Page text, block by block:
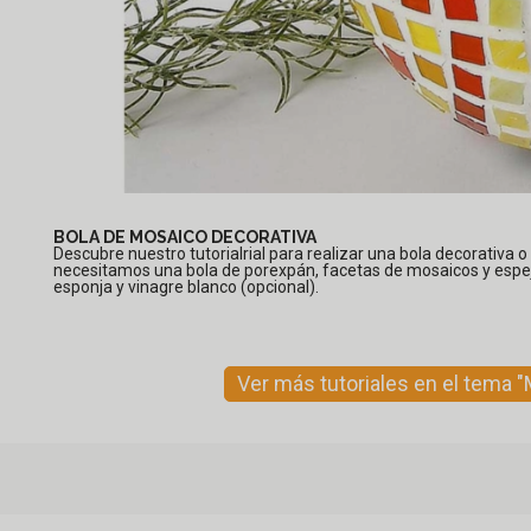
BOLA DE MOSAICO DECORATIVA
Descubre nuestro tutorialrial para realizar una bola decorativa
necesitamos una bola de porexpán, facetas de mosaicos y
esponja y vinagre blanco (opcional).
Ver más tutoriales en el tema